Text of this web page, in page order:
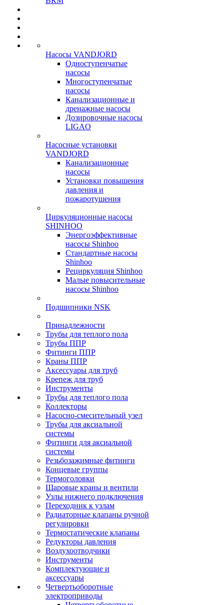
Насосы VANDJORD
Одноступенчатые
насосы
Многоступенчатые
насосы
Канализационные и
дренажные насосы
Дозировочные насосы
LIGAO
Насосные установки
VANDJORD
Канализационные
насосы
Установки повышения
давления и
пожаротушения
Циркуляционные насосы
SHINHOO
Энергоэффективные
насосы Shinhoo
Стандартные насосы
Shinhoo
Рециркуляция Shinhoo
Малые повысительные
насосы Shinhoo
Подшипники NSK
Принадлежности
Трубы для теплого пола
Трубы ППР
Фитинги ППР
Краны ППР
Аксессуары для труб
Крепеж для труб
Инструменты
Трубы для теплого пола
Коллекторы
Насосно-смесительный узел
Трубы для аксиальной
системы
Фитинги для аксиальной
системы
Резьбозажимные фитинги
Концевые группы
Термоголовки
Шаровые краны и вентили
Узлы нижнего подключения
Переходник к узлам
Радиаторные клапаны ручной
регулировки
Термостатические клапаны
Редукторы давления
Воздухоотводчики
Инструменты
Комплектующие и
аксессуары
Четвертьоборотные
электроприводы